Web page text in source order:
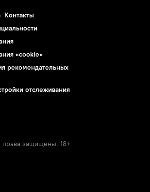
Контакты
«cookie»
рекомендательных
отслеживания
защищены. 18+